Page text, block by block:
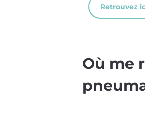
Retrouvez
Où me